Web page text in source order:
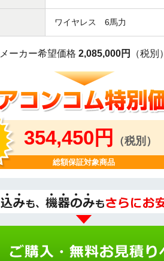
ワイヤレス 6馬力
メーカー希望価格 2,085,000円 （税別）
354,450円 （税別）
総額保証対象商品